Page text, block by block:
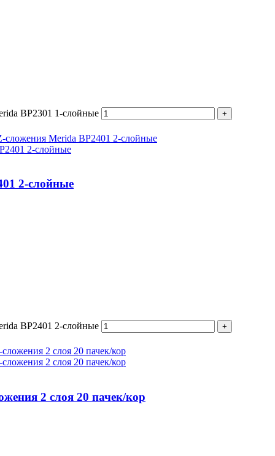
BP2301 1-слойные
2-слойные
BP2401 2-слойные
2 слоя 20 пачек/кор